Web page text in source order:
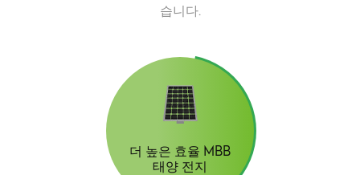
습니다.
더 높은 효율 MBB
태양 전지